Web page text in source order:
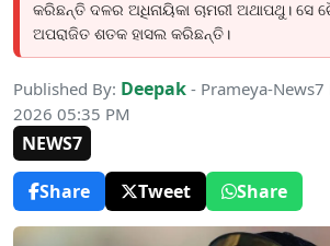
କରିଛନ୍ତି ଦଳର ଅଧିନାୟିକା ଚାମରୀ ଅଥାପଥୁ। ସେ
ଅପରାଜିତ ଶତକ ହାସଲ କରିଛନ୍ତି।
Published By: Deepak - Prameya-
2026 05:35 PM
NEWS7
Share
Tweet Share